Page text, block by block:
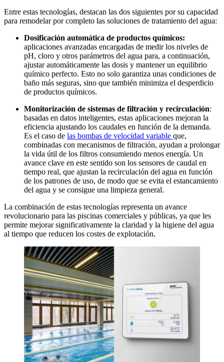
Entre estas tecnologías, destacan las dos siguientes por su capacidad
para remodelar por completo las soluciones de tratamiento del agua:
Dosificación automática de productos químicos:
aplicaciones avanzadas encargadas de medir los niveles de
pH, cloro y otros parámetros del agua para, a continuación,
ajustar automáticamente las dosis y mantener un equilibrio
químico perfecto. Esto no solo garantiza unas condiciones de
baño más seguras, sino que también minimiza el desperdicio
de productos químicos.
Monitorización de sistemas de filtración y recirculación:
basadas en datos inteligentes, estas aplicaciones mejoran la
eficiencia ajustando los caudales en función de la demanda.
Es el caso de las bombas de velocidad variable que,
combinadas con mecanismos de filtración, ayudan a prolongar
la vida útil de los filtros consumiendo menos energía. Un
avance clave en este sentido son los sensores de caudal en
tiempo real, que ajustan la recirculación del agua en función
de los patrones de uso, de modo que se evita el estancamiento
del agua y se consigue una limpieza general.
La combinación de estas tecnologías representa un avance
revolucionario para las piscinas comerciales y públicas, ya que les
permite mejorar significativamente la claridad y la higiene del agua
al tiempo que reducen los costes de explotación.